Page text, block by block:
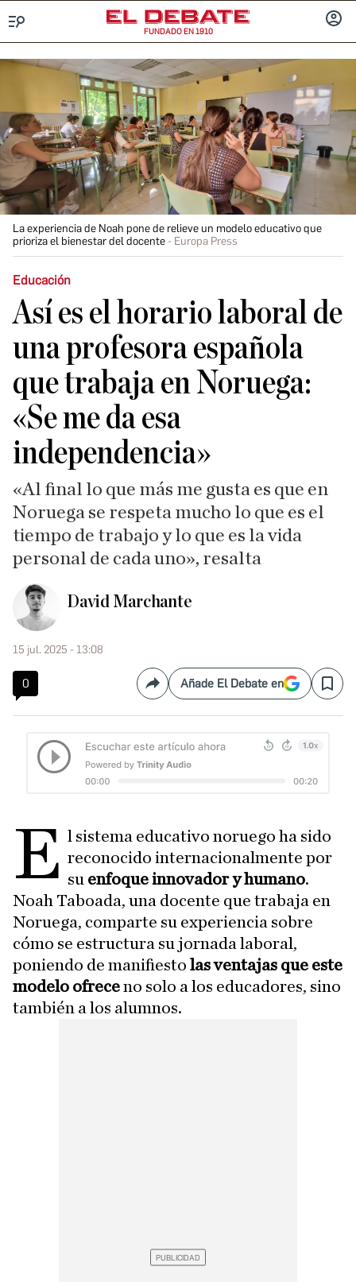
FUNDADO EN 1910
La experiencia de Noah pone de relieve un modelo educativo que
prioriza el bienestar del docente
Europa Press
Educación
Así es el horario laboral de
una profesora española
que trabaja en Noruega:
«Se me da esa
independencia»
«Al final lo que más me gusta es que en
Noruega se respeta mucho lo que es el
tiempo de trabajo y lo que es la vida
personal de cada uno», resalta
David Marchante
15 jul. 2025 - 13:08
0 CompartirAñade El Debate en Save
E l sistema educativo noruego ha sido
reconocido internacionalmente por
su enfoque innovador y humano.
Noah Taboada, una docente que trabaja en
Noruega, comparte su experiencia sobre
cómo se estructura su jornada laboral,
poniendo de manifiesto las ventajas que este
modelo ofreceno solo a los educadores, sino
también a los alumnos.